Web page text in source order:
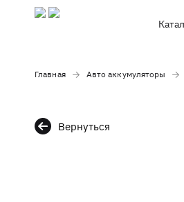
Главная Авто аккумуляторы
Вернуться